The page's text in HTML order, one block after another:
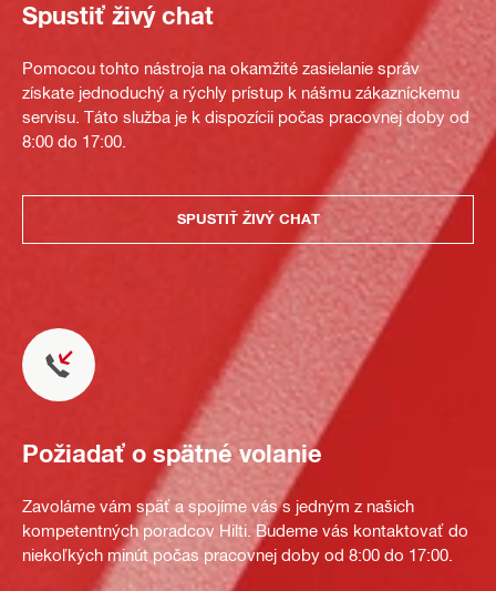
Spustiť živý chat
Pomocou tohto nástroja na okamžité zasielanie správ
získate jednoduchý a rýchly prístup k nášmu zákazníckemu
servisu. Táto služba je k dispozícii počas pracovnej doby od
8:00 do 17:00.
SPUSTIŤ ŽIVÝ CHAT
Požiadať o spätné volanie
Zavoláme vám späť a spojíme vás s jedným z našich
kompetentných poradcov Hilti. Budeme vás kontaktovať do
niekoľkých minút počas pracovnej doby od 8:00 do 17:00.